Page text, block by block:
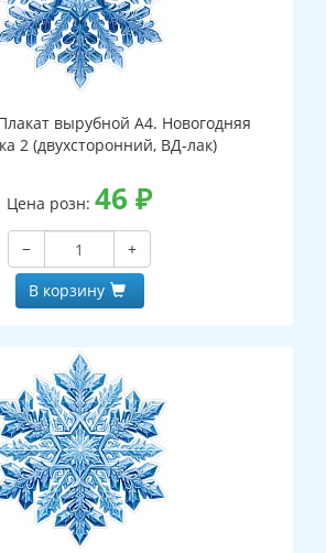
вырубной А4. Новогодняя
2 (двухсторонний, ВД-лак)
Цена розн: 46 ₽
−
+
В корзину